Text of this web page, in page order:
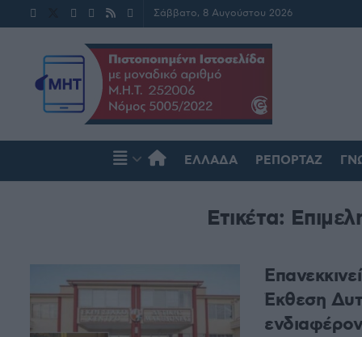
Σάββατο, 8 Αυγούστου 2026
ΕΛΛΆΔΑ ΡΕΠΟΡΤΆΖ
Ετικέτα:
Έκθεση